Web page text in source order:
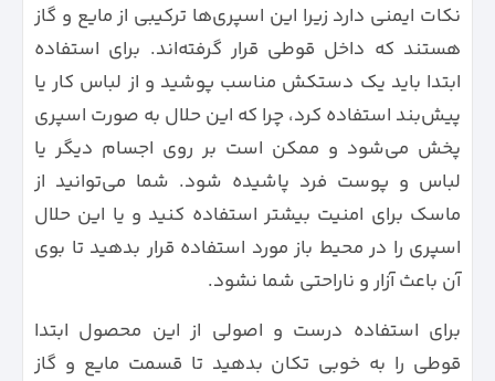
نکات ایمنی دارد زیرا این اسپری‌ها‌‌ ترکیبی از مایع و گاز
هستند که داخل قوطی قرار گرفته‌‌‌اند. برای استفاده
ابتدا باید یک دستکش مناسب پوشید و از لباس کار یا
پیش‌بند استفاده کرد، چرا که این حلال به صورت اسپری
پخش می‌شود و ممکن است بر روی اجسام دیگر یا
لباس و پوست فرد پاشیده شود. شما می‌توانید از
ماسک برای امنیت بیشتر استفاده کنید و یا این حلال
اسپری را در محیط باز مورد استفاده قرار بدهید تا بوی
آن باعث آزار و ناراحتی شما نشود.
برای استفاده درست و اصولی از این محصول ابتدا
قوطی را به خوبی تکان بدهید تا قسمت مایع و گاز